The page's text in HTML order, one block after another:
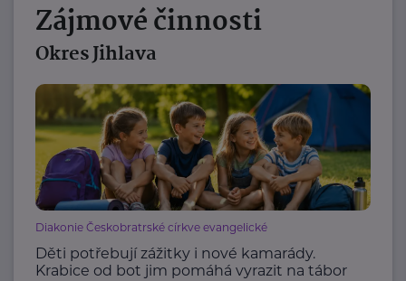
Zájmové činnosti
Okres Jihlava
Diakonie Českobratrské církve evangelické
Děti potřebují zážitky i nové kamarády.
Krabice od bot jim pomáhá vyrazit na tábor